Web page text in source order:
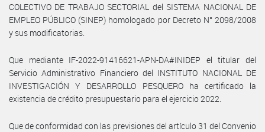
COLECTIVO DE TRABAJO SECTORIAL del SISTEMA NACIONAL DE
EMPLEO PÚBLICO (SINEP) homologado por Decreto N° 2098/2008
y sus modificatorias.
Que mediante IF-2022-91416621-APN-DA#INIDEP el titular del
Servicio Administrativo Financiero del INSTITUTO NACIONAL DE
INVESTIGACIÓN Y DESARROLLO PESQUERO ha certificado la
existencia de crédito presupuestario para el ejercicio 2022.
Que de conformidad con las previsiones del artículo 31 del Convenio